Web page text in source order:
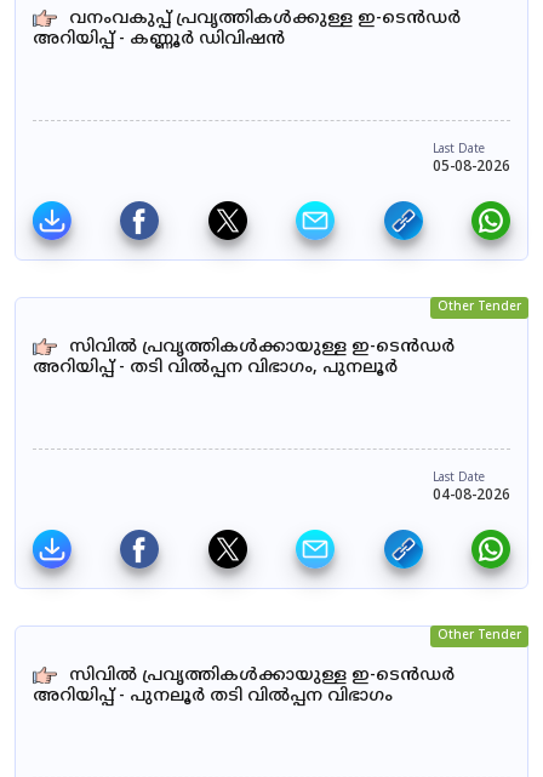
വനംവകുപ്പ് പ്രവൃത്തികൾക്കുള്ള ഇ-ടെൻഡർ
അറിയിപ്പ് - കണ്ണൂർ ഡിവിഷൻ
Last Date
05-08-2026
Other Tender
സിവിൽ പ്രവൃത്തികൾക്കായുള്ള ഇ-ടെൻഡർ
അറിയിപ്പ് - തടി വിൽപ്പന വിഭാഗം, പുനലൂർ
Last Date
04-08-2026
Other Tender
സിവിൽ പ്രവൃത്തികൾക്കായുള്ള ഇ-ടെൻഡർ
അറിയിപ്പ് - പുനലൂർ തടി വിൽപ്പന വിഭാഗം